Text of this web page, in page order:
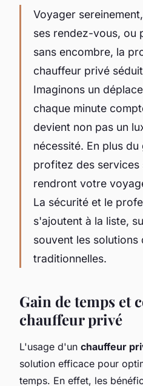
Voyager
ses rendez-vous, ou
sans encombre, la
chauffeur privé
Imaginons un
chaque minute
devient non pas un
nécessité. En plus
profitez des services
rendront votre
La sécurité et le
s'ajoutent à la liste,
souvent les solutions
traditionnelles.
Gain de temps et
chauffeur privé
L'usage d'un chauffeur
solution efficace pour
temps. En effet, les